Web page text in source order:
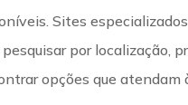
Sites
por localização,
opções que atendam